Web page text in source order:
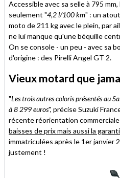
Accessible avec sa selle à 795
seulement "4,2 l/100 km" : un
moto de 211 kg avec le plein, par
ne lui manque qu'une béquille
On se console - un peu - avec sa
d'origine : des Pirelli Angel GT 2.
Vieux motard que
"Les trois autres coloris présentés au
à 8 299 euros", précise Suzuki
récente réorientation
baisses de prix mais aussi la
immatriculées après le 1er janvier
justement !